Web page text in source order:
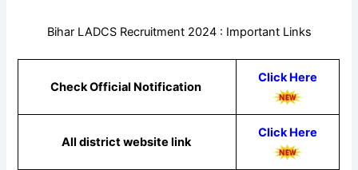
Bihar LADCS Recruitment 2024 : Important Links
Check Official Notification
Click Here
All district website link
Click Here